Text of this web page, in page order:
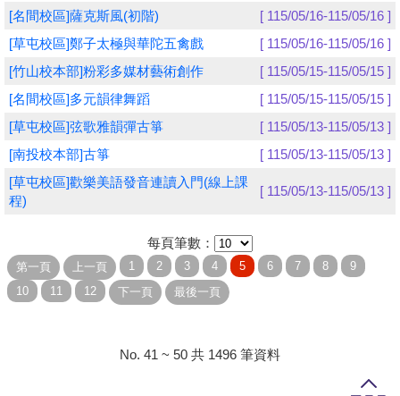
學員專區
教師專區
評委專區
[名間校區]薩克斯風(初階)
[ 115/05/16-115/05/16 ]
[草屯校區]鄭子太極與華陀五禽戲
[ 115/05/16-115/05/16 ]
[竹山校本部]粉彩多媒材藝術創作
[ 115/05/15-115/05/15 ]
[名間校區]多元韻律舞蹈
[ 115/05/15-115/05/15 ]
[草屯校區]弦歌雅韻彈古箏
[ 115/05/13-115/05/13 ]
[南投校本部]古箏
[ 115/05/13-115/05/13 ]
[草屯校區]歡樂美語發音連讀入門(線上課
程)
[ 115/05/13-115/05/13 ]
每頁筆數：
No. 41 ~ 50 共 1496 筆資料